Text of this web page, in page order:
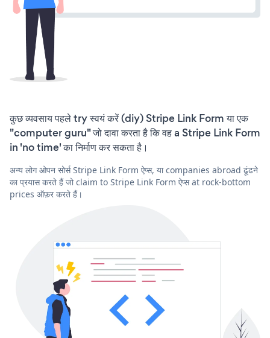
कुछ व्यवसाय पहले try स्वयं करें (diy) Stripe Link Form या एक
"computer guru" जो दावा करता है कि वह a Stripe Link Form
in 'no time' का निर्माण कर सकता है।
अन्य लोग ओपन सोर्स Stripe Link Form ऐप्स, या companies abroad ढूंढने
का प्रयास करते हैं जो claim to Stripe Link Form ऐप्स at rock-bottom
prices ऑफ़र करते हैं।